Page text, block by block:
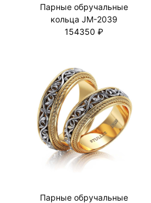
Парные обручальные
кольца JM-2039
154350 ₽
Парные обручальные